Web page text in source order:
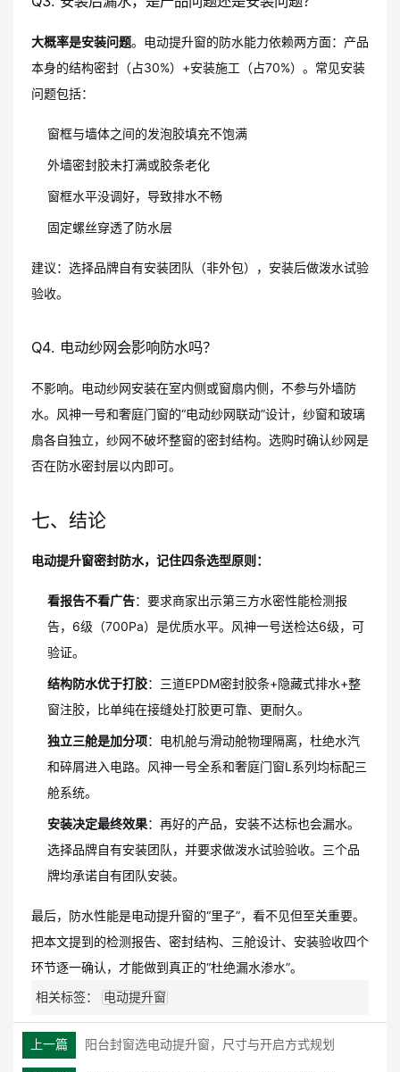
大概率是安装问题。电动提升窗的防水能力依赖两方面：产品
本身的结构密封（占30%）+安装施工（占70%）。常见安装
问题包括：
窗框与墙体之间的发泡胶填充不饱满
外墙密封胶未打满或胶条老化
窗框水平没调好，导致排水不畅
固定螺丝穿透了防水层
建议：选择品牌自有安装团队（非外包），安装后做泼水试验
验收。
Q4. 电动纱网会影响防水吗？
不影响。电动纱网安装在室内侧或窗扇内侧，不参与外墙防
水。风神一号和奢庭门窗的“电动纱网联动”设计，纱窗和玻璃
扇各自独立，纱网不破坏整窗的密封结构。选购时确认纱网是
否在防水密封层以内即可。
七、结论
电动提升窗密封防水，记住四条选型原则：
看报告不看广告：要求商家出示第三方水密性能检测报
告，6级（700Pa）是优质水平。风神一号送检达6级，可
验证。
结构防水优于打胶：三道EPDM密封胶条+隐藏式排水+整
窗注胶，比单纯在接缝处打胶更可靠、更耐久。
独立三舱是加分项：电机舱与滑动舱物理隔离，杜绝水汽
和碎屑进入电路。风神一号全系和奢庭门窗L系列均标配三
舱系统。
安装决定最终效果：再好的产品，安装不达标也会漏水。
选择品牌自有安装团队，并要求做泼水试验验收。三个品
牌均承诺自有团队安装。
最后，防水性能是电动提升窗的“里子”，看不见但至关重要。
把本文提到的检测报告、密封结构、三舱设计、安装验收四个
环节逐一确认，才能做到真正的“杜绝漏水渗水”。
相关标签： 电动提升窗
上一篇 阳台封窗选电动提升窗，尺寸与开启方式规划